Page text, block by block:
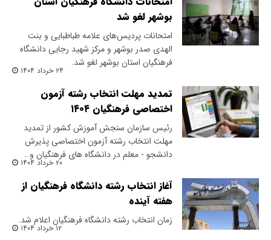
بوشهر لغو شد
امتحانات پردیس‌های علامه طباطبایی و بنت
الهدی صدر بوشهر و مرکز شهید رجایی دانشگاه
فرهنگیان استان بوشهر لغو شد.
۲۴ خرداد ۱۴۰۴
تمدید مهلت انتخاب رشته آزمون
اختصاصی فرهنگیان ۱۴۰۴
رئیس سازمان سنجش آموزش کشور از تمدید
مهلت انتخاب رشته آزمون اختصاصی پذیرش
دانشجو - معلم در دانشگاه های فرهنگیان و…
۲۰ خرداد ۱۴۰۴
آغاز انتخاب رشته دانشگاه فرهنگیان از
هفته آینده
زمان انتخاب رشته دانشگاه فرهنگیان اعلام شد.
۱۲ خرداد ۱۴۰۴